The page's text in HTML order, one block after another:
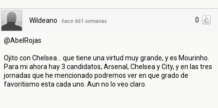
0
Wildeano · hace 661 semanas
@AbelRojas
Ojito con Chelsea… que tiene una virtud muy grande, y es Mourinho.
Para mi ahora hay 3 candidatos, Arsenal, Chelsea y City, y en las tres
jornadas que he mencionado podremos ver en que grado de
favoritismo esta cada uno. Aun no lo veo claro.